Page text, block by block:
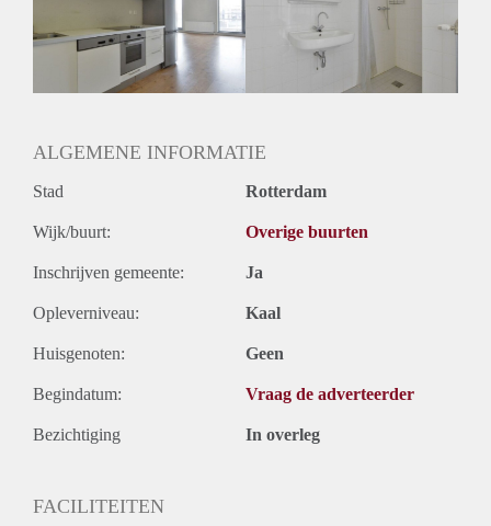
ALGEMENE INFORMATIE
Stad Rotterdam
Wijk/buurt: Overige buurten
Inschrijven gemeente: Ja
Opleverniveau: Kaal
Huisgenoten: Geen
Begindatum: Vraag de adverteerder
Bezichtiging In overleg
FACILITEITEN